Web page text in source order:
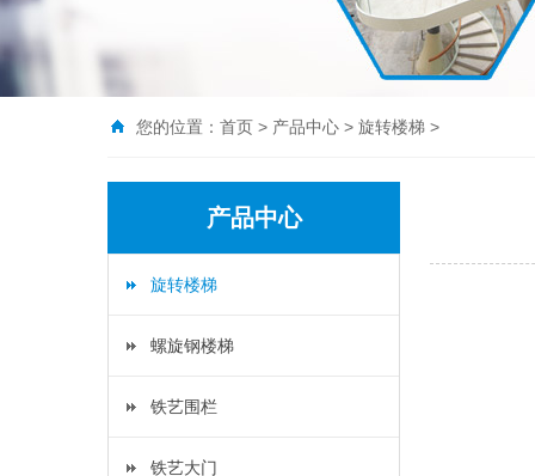
您的位置： 首页 > 产品中心 > 旋转楼梯 >
产品中心
旋转楼梯
螺旋钢楼梯
铁艺围栏
铁艺大门